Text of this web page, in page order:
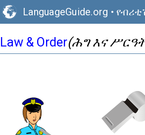
LanguageGuide.org •
Law & Order(ሕግ እና